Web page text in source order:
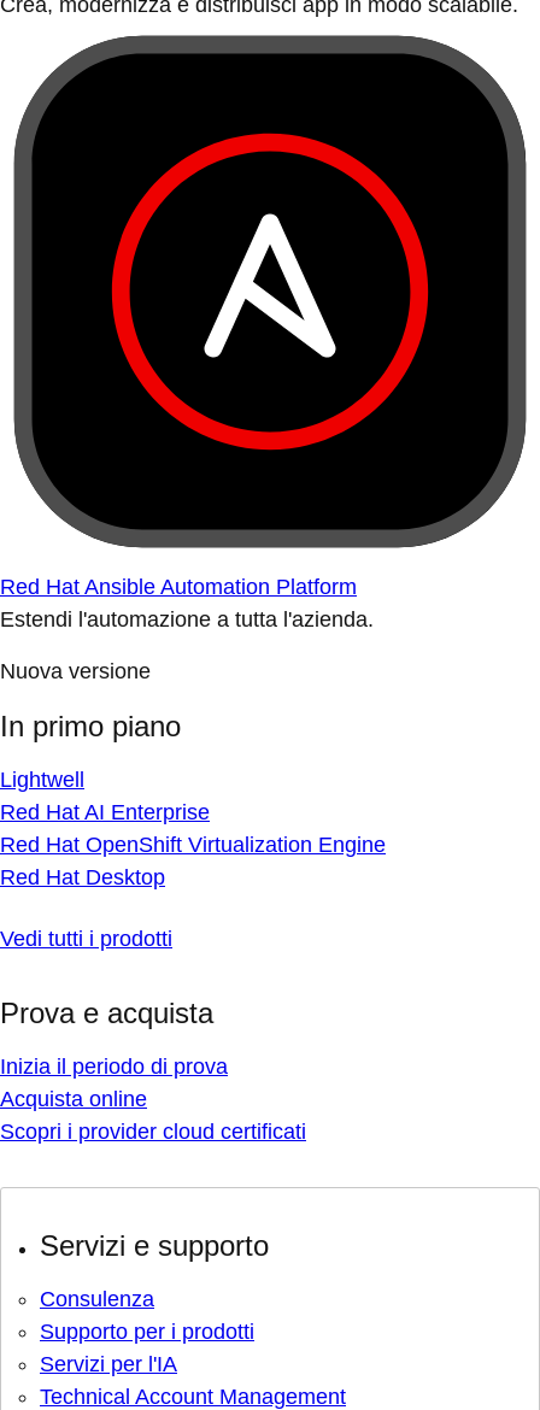
Crea, modernizza e distribuisci app in modo scalabile.
Red Hat Ansible Automation Platform
Estendi l'automazione a tutta l'azienda.
Nuova versione
In primo piano
Lightwell
Red Hat AI Enterprise
Red Hat OpenShift Virtualization Engine
Red Hat Desktop
Vedi tutti i prodotti
Prova e acquista
Inizia il periodo di prova
Acquista online
Scopri i provider cloud certificati
Servizi e supporto
Consulenza
Supporto per i prodotti
Servizi per l'IA
Technical Account Management